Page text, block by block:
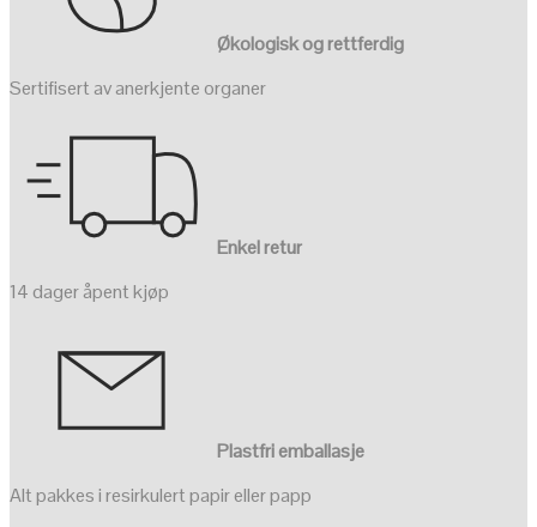
Økologisk og rettferdig
Sertifisert av anerkjente organer
Enkel retur
14 dager åpent kjøp
Plastfri emballasje
Alt pakkes i resirkulert papir eller papp